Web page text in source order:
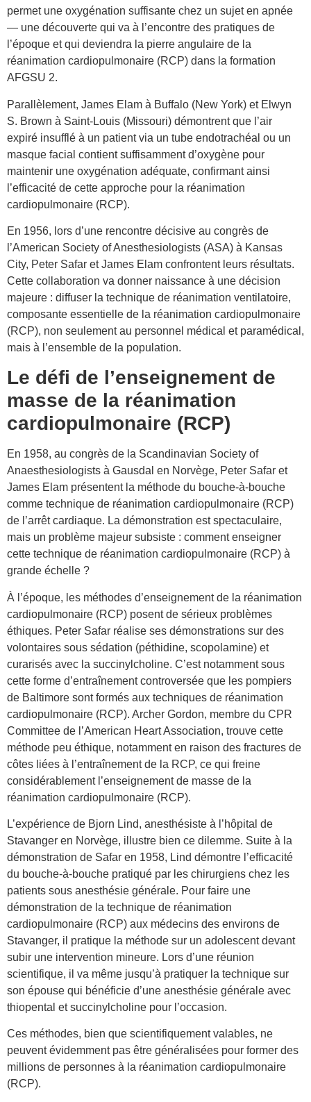
permet une oxygénation suffisante chez un sujet en apnée
— une découverte qui va à l’encontre des pratiques de
l’époque et qui deviendra la pierre angulaire de la
réanimation cardiopulmonaire (RCP) dans la formation
AFGSU 2.
Parallèlement, James Elam à Buffalo (New York) et Elwyn
S. Brown à Saint-Louis (Missouri) démontrent que l’air
expiré insufflé à un patient via un tube endotrachéal ou un
masque facial contient suffisamment d’oxygène pour
maintenir une oxygénation adéquate, confirmant ainsi
l’efficacité de cette approche pour la réanimation
cardiopulmonaire (RCP).
En 1956, lors d’une rencontre décisive au congrès de
l’American Society of Anesthesiologists (ASA) à Kansas
City, Peter Safar et James Elam confrontent leurs résultats.
Cette collaboration va donner naissance à une décision
majeure : diffuser la technique de réanimation ventilatoire,
composante essentielle de la réanimation cardiopulmonaire
(RCP), non seulement au personnel médical et paramédical,
mais à l’ensemble de la population.
Le défi de l’enseignement de
masse de la réanimation
cardiopulmonaire (RCP)
En 1958, au congrès de la Scandinavian Society of
Anaesthesiologists à Gausdal en Norvège, Peter Safar et
James Elam présentent la méthode du bouche-à-bouche
comme technique de réanimation cardiopulmonaire (RCP)
de l’arrêt cardiaque. La démonstration est spectaculaire,
mais un problème majeur subsiste : comment enseigner
cette technique de réanimation cardiopulmonaire (RCP) à
grande échelle ?
À l’époque, les méthodes d’enseignement de la réanimation
cardiopulmonaire (RCP) posent de sérieux problèmes
éthiques. Peter Safar réalise ses démonstrations sur des
volontaires sous sédation (péthidine, scopolamine) et
curarisés avec la succinylcholine. C’est notamment sous
cette forme d’entraînement controversée que les pompiers
de Baltimore sont formés aux techniques de réanimation
cardiopulmonaire (RCP). Archer Gordon, membre du CPR
Committee de l’American Heart Association, trouve cette
méthode peu éthique, notamment en raison des fractures de
côtes liées à l’entraînement de la RCP, ce qui freine
considérablement l’enseignement de masse de la
réanimation cardiopulmonaire (RCP).
L’expérience de Bjorn Lind, anesthésiste à l’hôpital de
Stavanger en Norvège, illustre bien ce dilemme. Suite à la
démonstration de Safar en 1958, Lind démontre l’efficacité
du bouche-à-bouche pratiqué par les chirurgiens chez les
patients sous anesthésie générale. Pour faire une
démonstration de la technique de réanimation
cardiopulmonaire (RCP) aux médecins des environs de
Stavanger, il pratique la méthode sur un adolescent devant
subir une intervention mineure. Lors d’une réunion
scientifique, il va même jusqu’à pratiquer la technique sur
son épouse qui bénéficie d’une anesthésie générale avec
thiopental et succinylcholine pour l’occasion.
Ces méthodes, bien que scientifiquement valables, ne
peuvent évidemment pas être généralisées pour former des
millions de personnes à la réanimation cardiopulmonaire
(RCP).